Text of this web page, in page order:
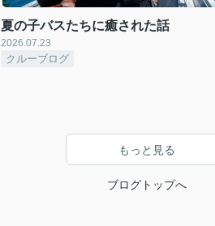
夏の子バスたちに癒された話
2026.07.23
クルーブログ
もっと見る
ブログトップへ